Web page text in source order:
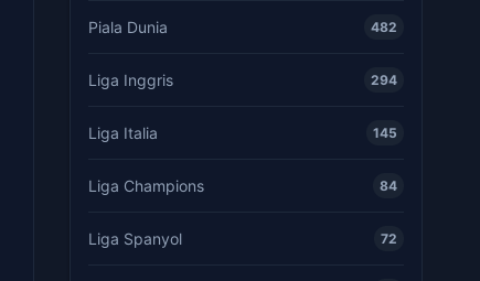
Piala Dunia 482
Liga Inggris 294
Liga Italia 145
Liga Champions 84
Liga Spanyol 72